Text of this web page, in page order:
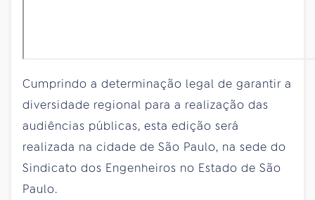
Cumprindo a determinação legal de garantir a
diversidade regional para a realização das
audiências públicas, esta edição será
realizada na cidade de São Paulo, na sede do
Sindicato dos Engenheiros no Estado de São
Paulo.